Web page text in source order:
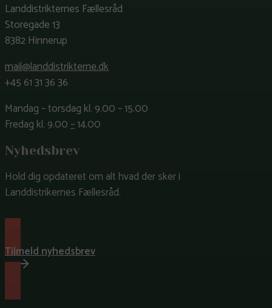
Landdistrikternes Fællesråd
Storegade 13
8382 Hinnerup
mail@landdistrikterne.dk
+45 61 31 36 36
Mandag – torsdag kl. 9.00 – 15.00
Fredag kl. 9.00–14.00
Nyhedsbrev
Hold dig opdateret om alt hvad der sker i
Landdistrikernes Fællesråd.
Tilmeld nyhedsbrev